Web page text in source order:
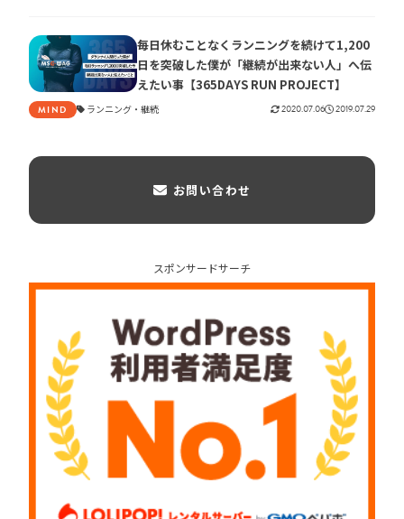
毎日休むことなくランニングを続けて1,200
日を突破した僕が「継続が出来ない人」へ伝
えたい事【365DAYS RUN PROJECT】
MIND ランニング 継続 2020.07.06 2019.07.29
お問い合わせ
スポンサードサーチ